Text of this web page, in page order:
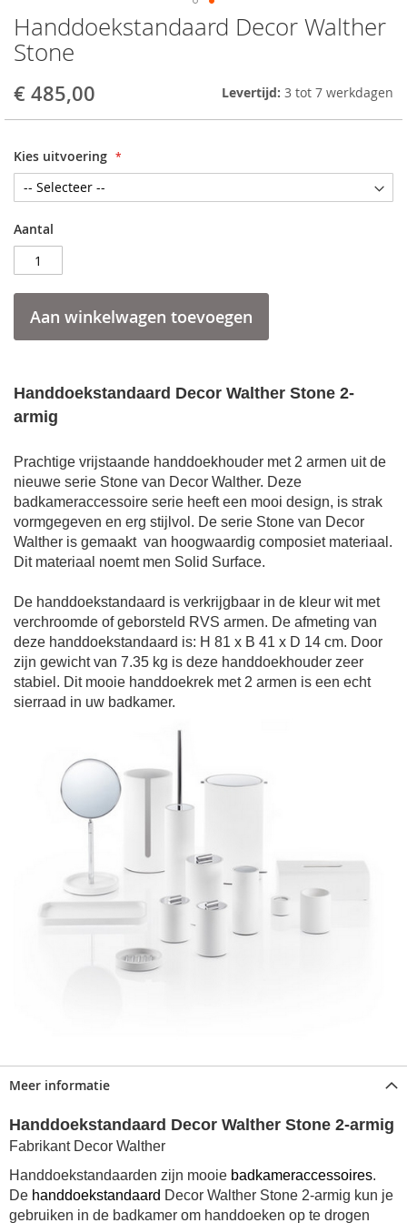
Handdoekstandaard Decor Walther
Stone
€ 485,00 Levertijd: 3 tot 7 werkdagen
Kies uitvoering
Aantal
Aan winkelwagen toevoegen
Handdoekstandaard Decor Walther Stone 2-
armig
Prachtige vrijstaande handdoekhouder met 2 armen uit de
nieuwe serie Stone van Decor Walther. Deze
badkameraccessoire serie heeft een mooi design, is strak
vormgegeven en erg stijlvol. De serie Stone van Decor
Walther is gemaakt van hoogwaardig composiet materiaal.
Dit materiaal noemt men Solid Surface.
De handdoekstandaard is verkrijgbaar in de kleur wit met
verchroomde of geborsteld RVS armen. De afmeting van
deze handdoekstandaard is: H 81 x B 41 x D 14 cm. Door
zijn gewicht van 7.35 kg is deze handdoekhouder zeer
stabiel. Dit mooie handdoekrek met 2 armen is een echt
sierraad in uw badkamer.
Skip
to
the
of
gallery
Meer informatie
Handdoekstandaard Decor Walther Stone 2-armig
Fabrikant Decor Walther
Handdoekstandaarden zijn mooie badkameraccessoires.
De handdoekstandaard Decor Walther Stone 2-armig kun je
gebruiken in de badkamer om handdoeken op te drogen